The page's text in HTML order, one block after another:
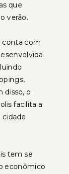
que
verão.
conta com
disso, o
facilita a
tem se
econômico